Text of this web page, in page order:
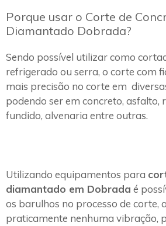
Porque usar o Corte de
Diamantado Dobrada?
Sendo possível utilizar como
refrigerado ou serra, o corte com
mais precisão no corte em
podendo ser em concreto, asfalto,
fundido, alvenaria entre outras.
Utilizando equipamentos para
diamantado em Dobrada é
os barulhos no processo de corte,
praticamente nenhuma vibração,